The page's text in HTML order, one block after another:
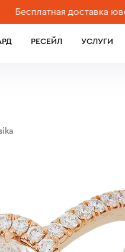
доставка
РЕСЕЙЛ УСЛУГИ